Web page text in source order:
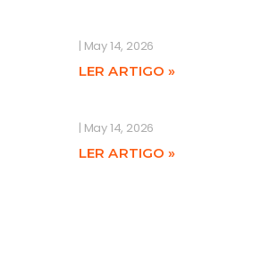
May 14, 2026
LER ARTIGO »
May 14, 2026
LER ARTIGO »